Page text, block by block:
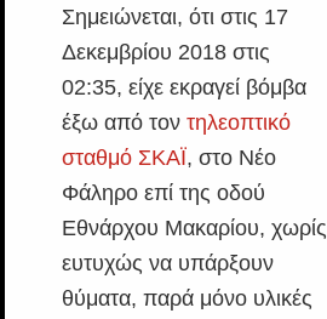
Σημειώνεται, ότι στις 17
Δεκεμβρίου 2018 στις
02:35, είχε εκραγεί βόμβα
έξω από τον τηλεοπτικό
σταθμό ΣΚΑΪ, στο Νέο
Φάληρο επί της οδού
Εθνάρχου Μακαρίου, χωρίς
ευτυχώς να υπάρξουν
θύματα, παρά μόνο υλικές